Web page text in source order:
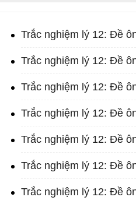
Trắc nghiệm lý 12: Đề
Trắc nghiệm lý 12: Đề
Trắc nghiệm lý 12: Đề
Trắc nghiệm lý 12: Đề
Trắc nghiệm lý 12: Đề
Trắc nghiệm lý 12: Đề
Trắc nghiệm lý 12: Đề